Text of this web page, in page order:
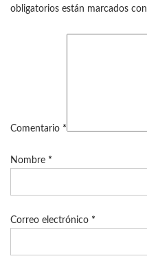
obligatorios están marcados con
Comentario *
Nombre *
Correo electrónico *